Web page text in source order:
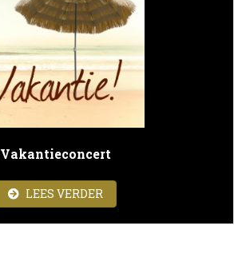
Vakantieconcert
LEES VERDERABOUT